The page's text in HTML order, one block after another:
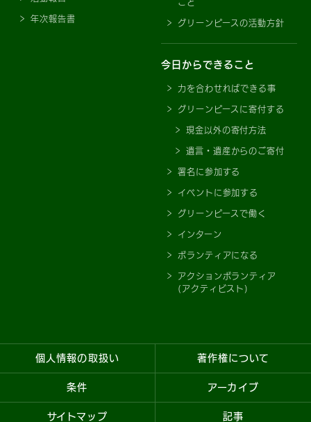
年次報告書
こと
グリーンピースの活動方針
今日からできること
力を合わせればできる事
グリーンピースに寄付する
現金以外の寄付方法
遺言・遺産からのご寄付
署名に参加する
イベントに参加する
グリーンピースで働く
インターン
ボランティアになる
アクションボランティア
(アクティビスト)
個人情報の取扱い 著作権について
条件 アーカイブ
サイトマップ 記事